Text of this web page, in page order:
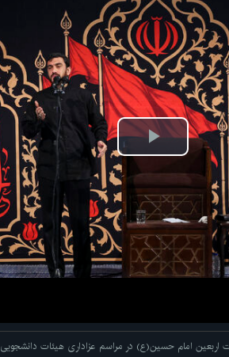
پخش
ویدیو
اربعین امام حسین(ع) در مراسم عزاداری هیئات دانشجویی